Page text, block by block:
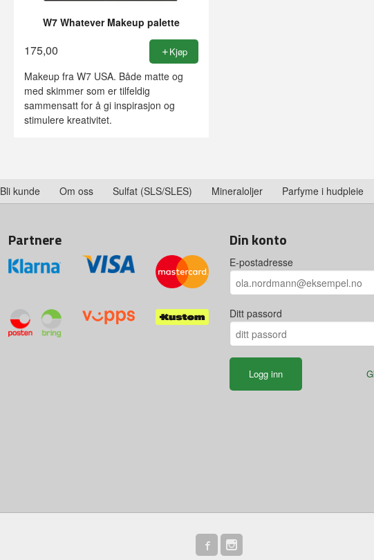
W7 Whatever Makeup palette
175,00 Kjøp
Makeup fra W7 USA. Både matte og
med skimmer som er tilfeldig
sammensatt for å gi inspirasjon og
stimulere kreativitet.
Bli kunde Om oss Sulfat (SLS/SLES) Mineraloljer Parfyme i hudpleie
Partnere Din konto
E-postadresse
Ditt passord